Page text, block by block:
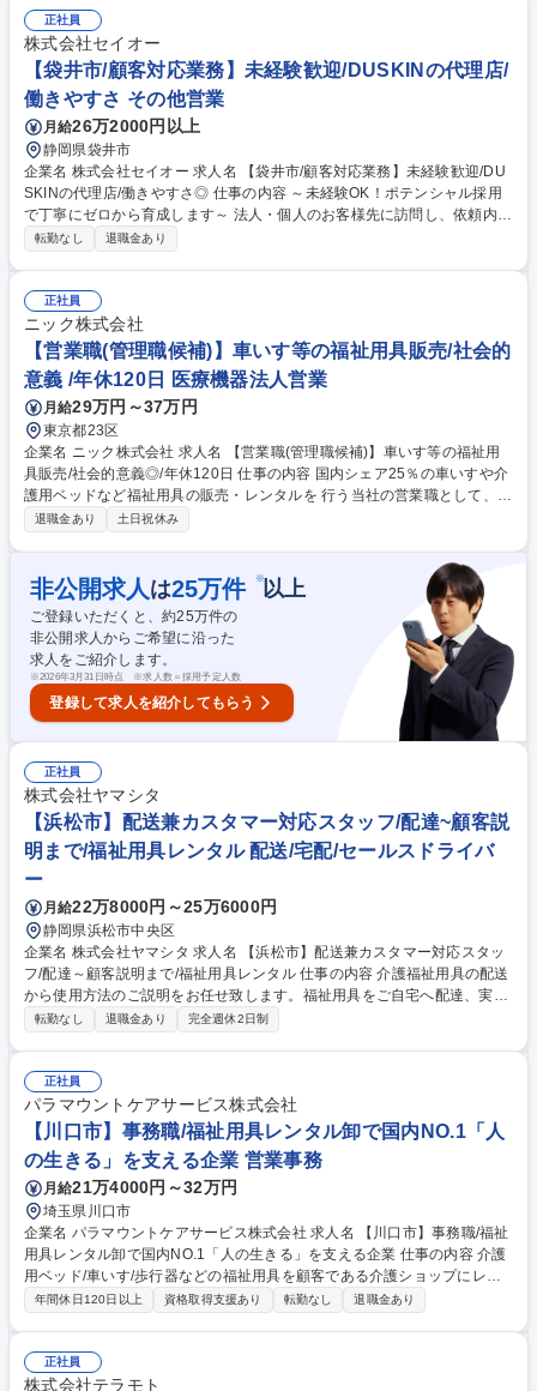
護ベッド、車いす、歩行器などの用具をワンボックス車(AT)でご自宅へお
届けし、ご利用者のお部屋に設置します。手すりや歩行器の高さ調整な
ど、使いやすいよう細かくセッティングを行い、安全で安心な使用方法や
注意事項を実演を交えながら丁寧にご説明いたします。※1日5～8件程度
の訪問 募集職種 【豊田市】配送兼カスタマー対応スタッフ/配達～顧客説
明まで/福祉用具レンタル
正社員
株式会社セイオー
【袋井市/顧客対応業務】未経験歓迎/DUSKINの代理店/
働きやすさ その他営業
月給26万2000円以上
静岡県袋井市
企業名 株式会社セイオー 求人名 【袋井市/顧客対応業務】未経験歓迎/DU
SKINの代理店/働きやすさ◎ 仕事の内容 ～未経験OK！ポテンシャル採用
で丁寧にゼロから育成します～ 法人・個人のお客様先に訪問し、依頼内容
に応じた清掃・クリーニング作業を行います。エアコン・床・ガラス等、
個人宅・法人オフィス・医療施設など、内容に応じてチーム or 個別で作
業を実施 ■準備・片付け：道具の準備や清掃後の確認・報告など ★未経験
歓迎！清掃技術は入社後に丁寧に指導。体を動かすのが好きな方、人の役
に立つ実感を得たい方におすすめです★ 募集職種 【袋井市/顧客対応業
務】未経験歓迎/DUSKINの代理店/働きやすさ◎
転勤なし 退職金あり
正社員
ニック株式会社
【営業職(管理職候補)】車いす等の福祉用具販売/社会的
意義 /年休120日 医療機器法人営業
月給29万円～37万円
東京都23区
企業名 ニック株式会社 求人名 【営業職(管理職候補)】車いす等の福祉用
具販売/社会的意義◎/年休120日 仕事の内容 国内シェア25％の車いすや介
護用ベッドなど福祉用具の販売・レンタルを 行う当社の営業職として、病
院や福祉施設に対する法人営業(販売メイン) と、個人の利用者様向けの営
やユーザーへのヒアリング（身体状況・住宅状況など）から、福祉用具の
選定と提案、取扱説明、納品まで。また半年に一度、納品した商品のチェ
ックや利用者様の状態を確認し、必要に応じて用具の再選定を行うなど顧
客サポートにも力を入れており、1人1人の要望を汲み取った営業を行うこ
とができます。営業1名あたり100名前後のお客様を担当しますが、長期
の関係構築ができる場合も多くあります。 募集職種 【営業職(管理職候
補)】車いす等の福祉用具販売/社会的意義◎/年休120日
退職金あり 土日祝休み
非公開求人 は25万件 ※以上
ご登録いただくと、約25万件の
非公開求人からご希望に沿った
求人をご紹介します。
※2026年3月31日時点 ※求人数＝採用予定人数
登録して求人を紹介してもらう
正社員
株式会社ヤマシタ
【浜松市】配送兼カスタマー対応スタッフ/配達~顧客説
明まで/福祉用具レンタル 配送/宅配/セールスドライバ
ー
月給22万8000円～25万6000円
静岡県浜松市中央区
企業名 株式会社ヤマシタ 求人名 【浜松市】配送兼カスタマー対応スタッ
フ/配達～顧客説明まで/福祉用具レンタル 仕事の内容 介護福祉用具の配送
から使用方法のご説明をお任せ致します。福祉用具をご自宅へ配達、実際
使用されるお部屋へ訪問、使用方法・注意事項の説明までご担当いただき
護ベッド、車いす、歩行器などの用具をワンボックス車(AT)でご自宅へお
届けし、ご利用者のお部屋に設置します。手すりや歩行器の高さ調整な
ど、使いやすいよう細かくセッティングを行い、安全で安心な使用方法や
注意事項を実演を交えながら丁寧にご説明いたします。※1日5～8件程度
の訪問 募集職種 【浜松市】配送兼カスタマー対応スタッフ/配達～顧客説
明まで/福祉用具レンタル
転勤なし 退職金あり 完全週休2日制
正社員
パラマウントケアサービス株式会社
【川口市】事務職/福祉用具レンタル卸で国内NO.1「人
の生きる」を支える企業 営業事務
月給21万4000円～32万円
埼玉県川口市
企業名 パラマウントケアサービス株式会社 求人名 【川口市】事務職/福祉
用具レンタル卸で国内NO.1「人の生きる」を支える企業 仕事の内容 介護
用ベッド/車いす/歩行器などの福祉用具を顧客である介護ショップにレン
タルする際の事務作業全般を中心に担当いただきます。営業のサポート業
る介在価値の高い仕事です。そのため、事務作業だけでなく、人と接する
ことで周りの人をサポート・業績に間接的に関与していけることがやりが
年間休日120日以上 資格取得支援あり 転勤なし 退職金あり
正社員
株式会社テラモト